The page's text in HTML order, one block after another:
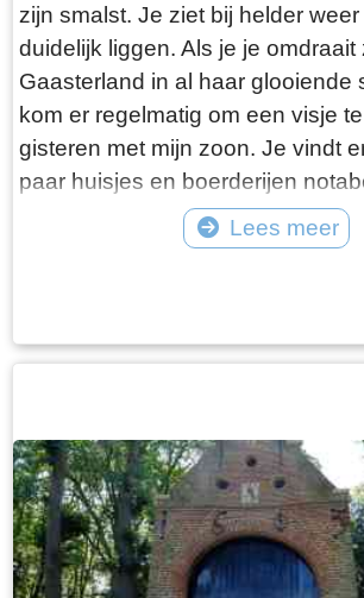
zijn smalst. Je ziet bij helder
duidelijk liggen. Als je je omdraait
Gaasterland in al haar glooiende
kom er regelmatig om een visje
gisteren met mijn zoon. Je vindt
paar huisjes en boerderijen
visrestaurants op steenworp
Er schijnt het jaar rond voldoende
linker restaurant dat sinds een
“Laaksumer Bot” suggereert dat
gevangen wordt. En niets is
Tegenover de twee
kleinste haventje van Europa
alleen de HL6. Navraag in het
Lees meer